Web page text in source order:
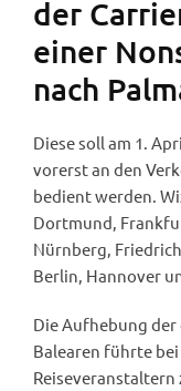
der
einer
nach
Diese soll am 1.
vorerst an den
bedient werden.
Dortmund,
Nürnberg,
Berlin, Hannover
Die Aufhebung
Balearen führte
Reiseveranstaltern